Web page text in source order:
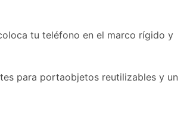
tu teléfono en el marco rígido y
para portaobjetos reutilizables y un